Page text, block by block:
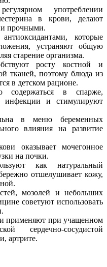
употреблении
в крови, делают
и прочными.
которые
устраняют общую
старение организма.
росту костной и
тканей, поэтому блюда из
в детском рационе.
содержаться в спарже,
инфекции и стимулируют
в меню беременных
влияния на развитие
оказывает мочегонное
на почки.
как натуральный
отшелушивает кожу,
мозолей и небольших
советуют использовать
применяют при учащенном
сердечно-сосудистой
артрите.